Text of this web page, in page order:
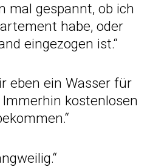
mal gespannt, ob ich
habe, oder
eingezogen ist.“
eben ein Wasser für
kostenlosen